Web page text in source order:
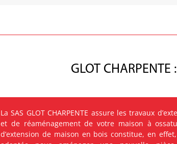
GLOT
La SAS GLOT CHARPENTE assure les travaux
et de réaménagement de votre maison à
d’extension de maison en bois constitue, en